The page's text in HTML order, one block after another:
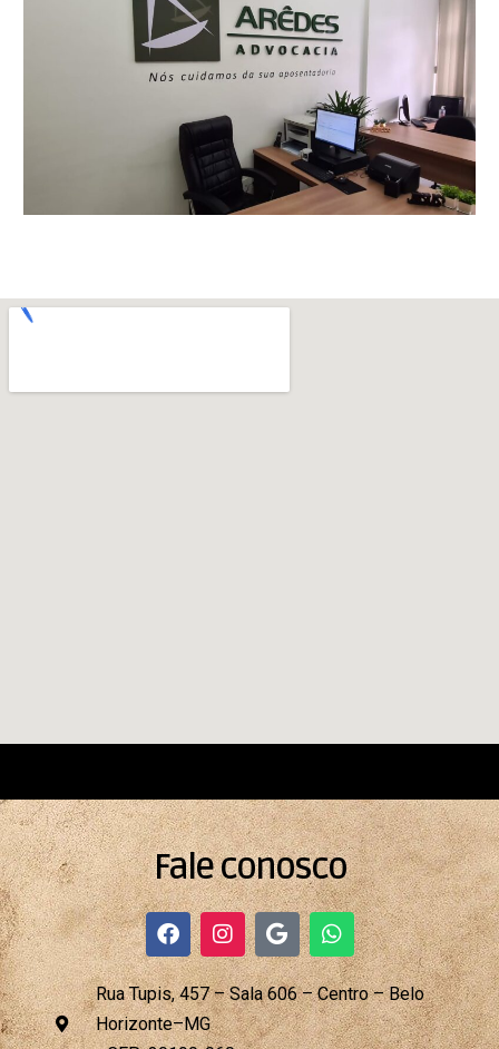
Fale conosco
F
a
c
e
b
o
I
n
s
t
a
g
G
o
o
g
l
e
W
h
a
t
s
a
Rua Tupis, 457 – Sala 606 – Centro – Belo
Horizonte–MG